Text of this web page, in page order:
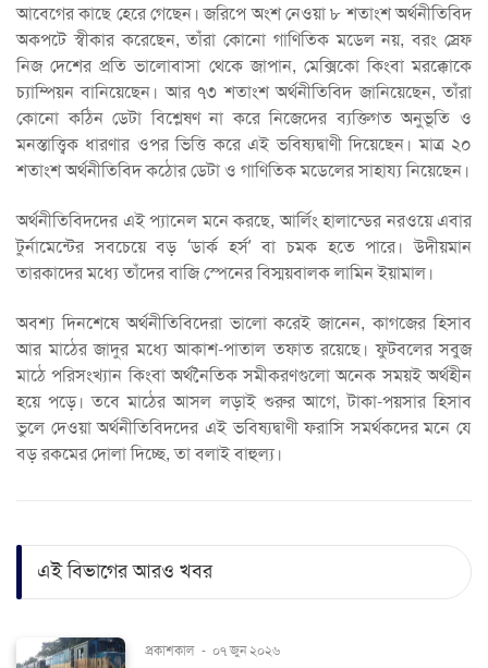
আবেগের কাছে হেরে গেছেন। জরিপে অংশ নেওয়া ৮ শতাংশ অর্থনীতিবিদ
অকপটে স্বীকার করেছেন, তাঁরা কোনো গাণিতিক মডেল নয়, বরং স্রেফ
নিজ দেশের প্রতি ভালোবাসা থেকে জাপান, মেক্সিকো কিংবা মরক্কোকে
চ্যাম্পিয়ন বানিয়েছেন। আর ৭৩ শতাংশ অর্থনীতিবিদ জানিয়েছেন, তাঁরা
কোনো কঠিন ডেটা বিশ্লেষণ না করে নিজেদের ব্যক্তিগত অনুভূতি ও
মনস্তাত্ত্বিক ধারণার ওপর ভিত্তি করে এই ভবিষ্যদ্বাণী দিয়েছেন। মাত্র ২০
শতাংশ অর্থনীতিবিদ কঠোর ডেটা ও গাণিতিক মডেলের সাহায্য নিয়েছেন।
অর্থনীতিবিদদের এই প্যানেল মনে করছে, আর্লিং হালান্ডের নরওয়ে এবার
টুর্নামেন্টের সবচেয়ে বড় ‘ডার্ক হর্স’ বা চমক হতে পারে। উদীয়মান
তারকাদের মধ্যে তাঁদের বাজি স্পেনের বিস্ময়বালক লামিন ইয়ামাল।
অবশ্য দিনশেষে অর্থনীতিবিদেরা ভালো করেই জানেন, কাগজের হিসাব
আর মাঠের জাদুর মধ্যে আকাশ-পাতাল তফাত রয়েছে। ফুটবলের সবুজ
মাঠে পরিসংখ্যান কিংবা অর্থনৈতিক সমীকরণগুলো অনেক সময়ই অর্থহীন
হয়ে পড়ে। তবে মাঠের আসল লড়াই শুরুর আগে, টাকা-পয়সার হিসাব
ভুলে দেওয়া অর্থনীতিবিদদের এই ভবিষ্যদ্বাণী ফরাসি সমর্থকদের মনে যে
বড় রকমের দোলা দিচ্ছে, তা বলাই বাহুল্য।
এই বিভাগের আরও খবর
প্রকাশকাল - ০৭ জুন ২০২৬